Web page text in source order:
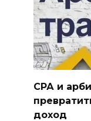
СРА и
доход